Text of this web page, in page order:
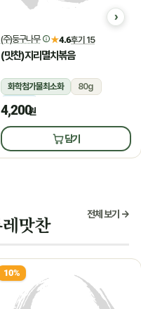
(주)둥구나무 ★4.6후기 15
(맛찬)지리멸치볶음
화학첨가물최소화
80g
냉장
4,200원
담기
맛찬 전체 보기 →
10%